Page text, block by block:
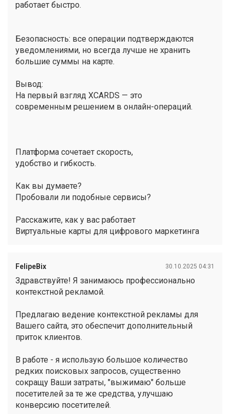
работает быстро.
Безопасность: все операции подтверждаются
уведомлениями, но всегда лучше не хранить
большие суммы на карте.
Вывод:
На первый взгляд XCARDS — это
современным решением в онлайн-операций.
Платформа сочетает скорость,
удобство и гибкость.
Как вы думаете?
Пробовали ли подобные сервисы?
Расскажите, как у вас работает
Виртуальные карты для цифрового маркетинга
FelipeBix 30.10.2025 04:31
Здравствуйте! Я занимаюсь профессионально
контекстной рекламой.
Предлагаю ведение контекстной рекламы для
Вашего сайта, это обеспечит дополнительный
приток клиентов.
В работе - я использую большое количество
редких поисковых запросов, существенно
сокращу Ваши затраты, "выжимаю" больше
посетителей за те же средства, улучшаю
конверсию посетителей.